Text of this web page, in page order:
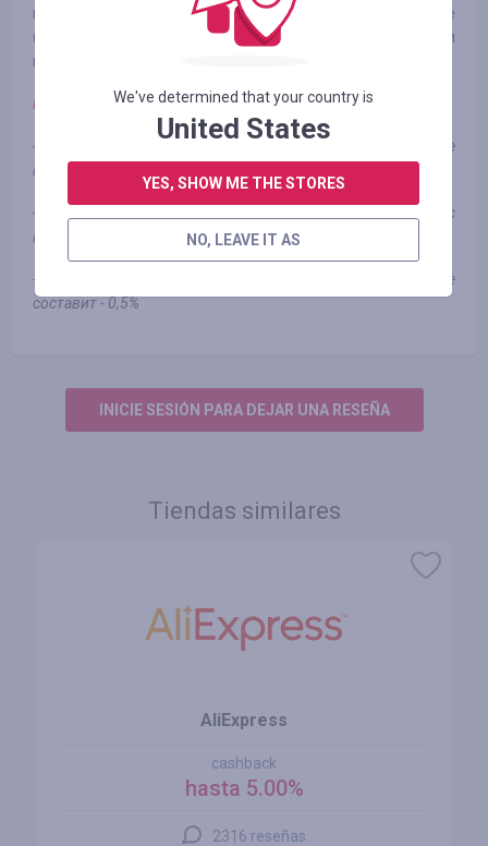
игрушками и комплексами для игр на свежем воздухе
(песочницы, горки, детский транспорт – от самокатов и
велосипедов до электромобилей).
Примечание:
- заказы оформленные юридическими лицами оплате не
подлежат
- для зачисления кешбека необходимо делать переход с
нашего сервиса перед оформлением каждого заказа
- при заказе с купоном FLOCKTORY вознаграждение
составит - 0,5%
INICIE SESIÓN PARA DEJAR UNA RESEÑA
Tiendas similares
AliExpress
cashback
hasta 5.00%
2316 reseñas
We've determined that your country is
United States
YES, SHOW ME THE STORES
NO, LEAVE IT AS